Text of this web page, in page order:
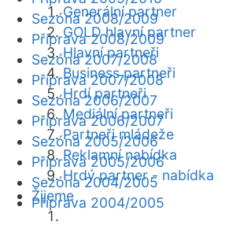
Generální partner
GOLD hlavní partner
Hlavní partneři
Business partneři
Hrdí partneři
Mediální partneři
Partneři mládeže
Reklamní nabídka
Hrdý partner - nabídka
Žijeme
Sezóna 2008/2009
Příprava 2008/2009
Sezóna 2007/2008
Příprava 2007/2008
Sezóna 2006/2007
Příprava 2006/2007
Sezóna 2005/2006
Příprava 2005/2006
Sezóna 2004/2005
Příprava 2004/2005